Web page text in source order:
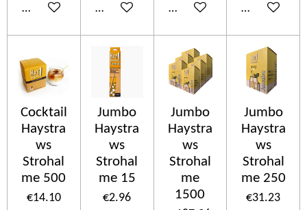
Add to cart Add to cart Add to cart Add to cart
Cocktail
Haystra
ws
Strohal
me 500
€14.10
Jumbo
Haystra
ws
Strohal
me 15
€2.96
Jumbo
Haystra
ws
Strohal
me
1500
Jumbo
Haystra
ws
Strohal
me 250
€31.23